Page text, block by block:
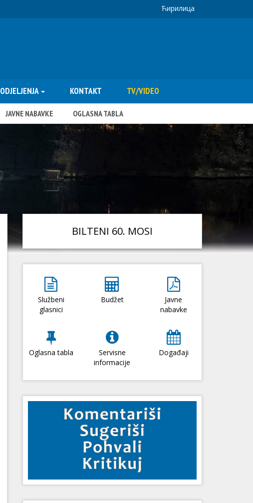
Ћирилица
ODJELJENJA KONTAKT TV/VIDEO
JAVNE NABAVKE OGLASNA TABLA
BILTENI 60. MOSI
Službeni
glasnici
Budžet
Javne
nabavke
Oglasna tabla
Servisne
informacije
Događaji